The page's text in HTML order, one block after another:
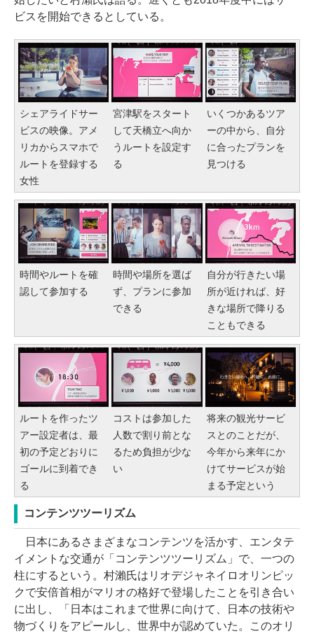
ビスを開始できるとしている。
シェアライドサー
ビスの映像。アメ
リカからスマホで
ルートを登録する
女性
宮津駅をスタート
して天橋立へ向か
うルートを設定す
る
いくつかあるツア
ーの中から、自分
に合ったプランを
見つける
時間やルートを確
認して参加する
時間や場所を選ば
ず、プランに参加
できる
自分が行きたい場
所が近ければ、好
きな場所で降りる
こともできる
ルートを作ったツ
アー設定者は、最
初の予定どおりに
ゴールに到着でき
る
コストは参加した
人数で割り前とな
るため負担が少な
い
将来の観光サービ
スとのことだが、
今年から来年にか
けてサービスが始
まる予定という
コンテンツツーリズム
日本にあるさまざまなコンテンツを活かす、エンタテ
イメントな交通が「コンテンツツーリズム」で、一つの
柱にするという。村瀨氏はリオデジャネイロオリンピッ
クで安倍首相がマリオの格好で登場したことを引き合い
に出し、「日本はこれまで世界に向けて、日本の技術や
物づくりをアピールし、世界中が認めていた。このオリ